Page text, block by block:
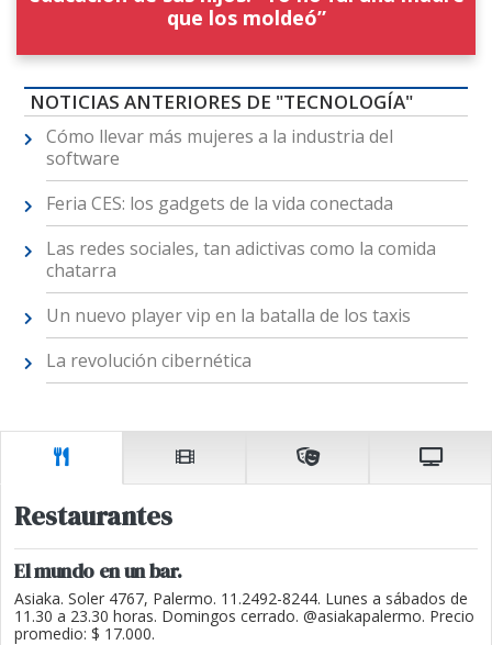
que los moldeó”
NOTICIAS ANTERIORES DE "TECNOLOGÍA"
Cómo llevar más mujeres a la industria del
software
Feria CES: los gadgets de la vida conectada
Las redes sociales, tan adictivas como la comida
chatarra
Un nuevo player vip en la batalla de los taxis
La revolución cibernética
Restaurantes
El mundo en un bar.
Asiaka. Soler 4767, Palermo. 11.2492-8244. Lunes a sábados de
11.30 a 23.30 horas. Domingos cerrado. @asiakapalermo. Precio
promedio: $ 17.000.